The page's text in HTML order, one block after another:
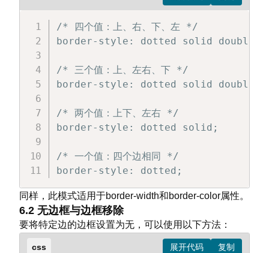
    margin-top: 10px;
    font-style: italic;
</ head >
< body >
< img src= example.jpg
< div class = " caption " >
</ div
>
</ div
>
</html>
/* 四个值：上、右、下、左 */
border-style: dotted solid double
/* 三个值：上、左右、下 */
border-style: dotted solid double;
/* 两个值：上下、左右 */
border-style: dotted solid;
/* 一个值：四个边相同 */
border-style: dotted;
同样，此模式适用于border-width和border-color属性。
6.2 无边框与边框移除
要将特定边的边框设置为无，可以使用以下方法：
css